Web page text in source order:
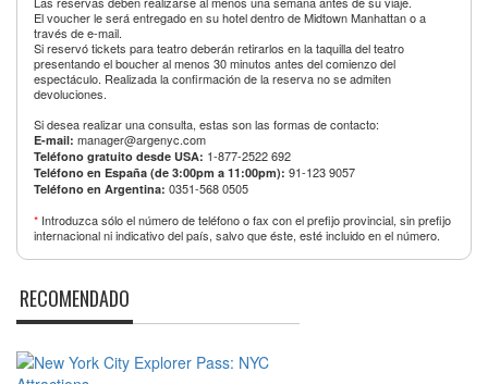
El voucher le será entregado en su hotel dentro de Midtown Manhattan o a
través de e-mail.
Si reservó tickets para teatro deberán retirarlos en la taquilla del teatro
presentando el boucher al menos 30 minutos antes del comienzo del
espectáculo. Realizada la confirmación de la reserva no se admiten
devoluciones.
Si desea realizar una consulta, estas son las formas de contacto:
E-mail: manager@argenyc.com
Teléfono gratuito desde USA: 1-877-2522 692
Teléfono en España (de 3:00pm a 11:00pm): 91-123 9057
Teléfono en Argentina: 0351-568 0505
* Introduzca sólo el número de teléfono o fax con el prefijo provincial, sin prefijo
internacional ni indicativo del país, salvo que éste, esté incluido en el número.
RECOMENDADO